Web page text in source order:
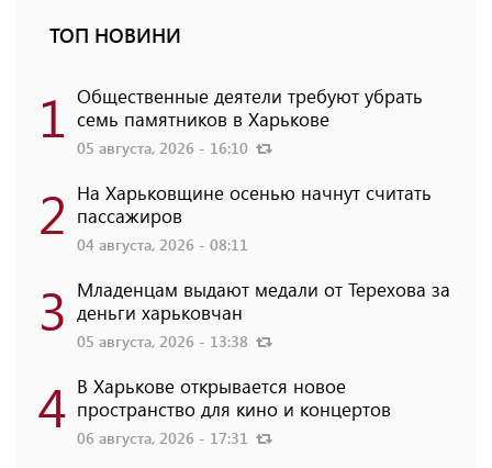
ТОП НОВИНИ
1 Общественные деятели требуют убрать
семь памятников в Харькове
05 августа, 2026 - 16:10
2 На Харьковщине осенью начнут считать
пассажиров
04 августа, 2026 - 08:11
3 Младенцам выдают медали от Терехова за
деньги харьковчан
05 августа, 2026 - 13:38
4 В Харькове открывается новое
пространство для кино и концертов
06 августа, 2026 - 17:31